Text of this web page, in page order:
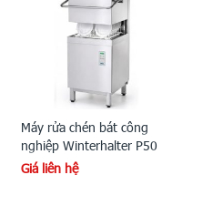
Máy rửa chén bát công
nghiệp Winterhalter P50
Giá liên hệ